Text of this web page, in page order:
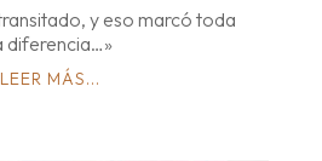
y eso marcó toda
diferencia…»
LEER MÁS...